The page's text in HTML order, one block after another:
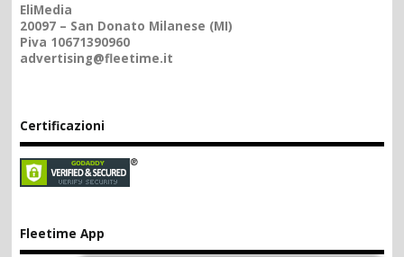
EliMedia
20097 – San Donato Milanese (MI)
Piva 10671390960
advertising@fleetime.it
Certificazioni
Fleetime App